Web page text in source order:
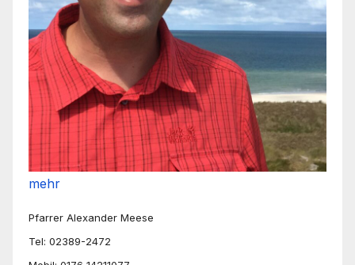
mehr
Pfarrer Alexander Meese
Tel: 02389-2472